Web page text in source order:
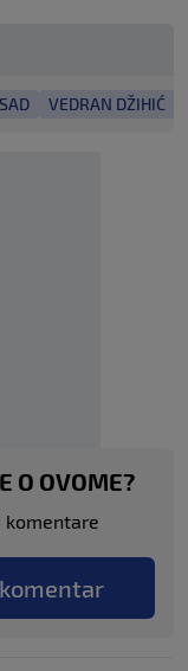
SAD VEDRAN DŽIHIĆ
O OVOME?
komentare